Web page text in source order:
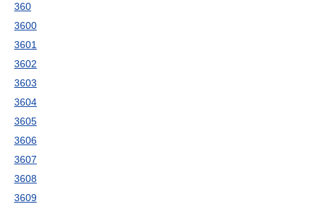
360
3600
3601
3602
3603
3604
3605
3606
3607
3608
3609